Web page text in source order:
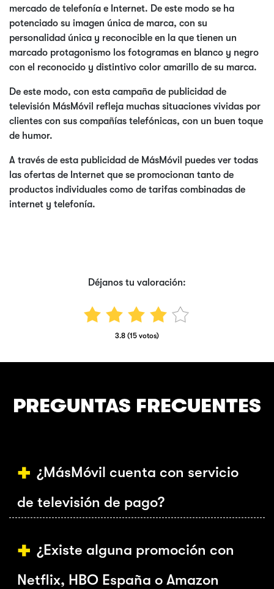
mercado de telefonía e Internet. De este modo se ha
potenciado su imagen única de marca, con su
personalidad única y reconocible en la que tienen un
marcado protagonismo los fotogramas en blanco y negro
con el reconocido y distintivo color amarillo de su marca.
De este modo, con esta campaña de publicidad de
televisión MásMóvil refleja muchas situaciones vividas por
clientes con sus compañías telefónicas, con un buen toque
de humor.
A través de esta publicidad de MásMóvil puedes ver todas
las ofertas de Internet que se promocionan tanto de
productos individuales como de tarifas combinadas de
internet y telefonía.
Déjanos tu valoración:
3.8 (15 votos)
PREGUNTAS FRECUENTES
¿MásMóvil cuenta con servicio
de televisión de pago?
¿Existe alguna promoción con
Netflix, HBO España o Amazon